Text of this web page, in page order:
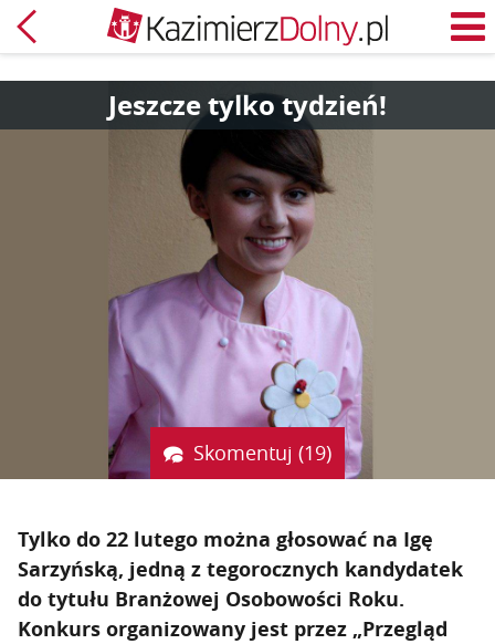
Powrót
Jeszcze tylko tydzień!
Skomentuj (19)
Tylko do 22 lutego można głosować na Igę
Sarzyńską, jedną z tegorocznych kandydatek
do tytułu Branżowej Osobowości Roku.
Konkurs organizowany jest przez „Przegląd